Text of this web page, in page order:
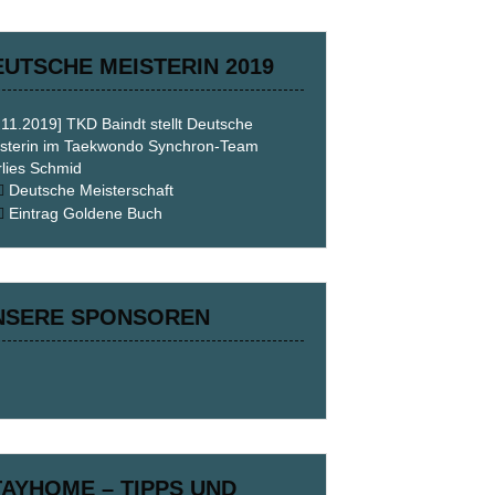
MEISTERIN 2019
TKD Baindt stellt Deutsche
im Taekwondo Synchron-Team
Schmid
Deutsche Meisterschaft
Eintrag Goldene Buch
SPONSOREN
– TIPPS UND